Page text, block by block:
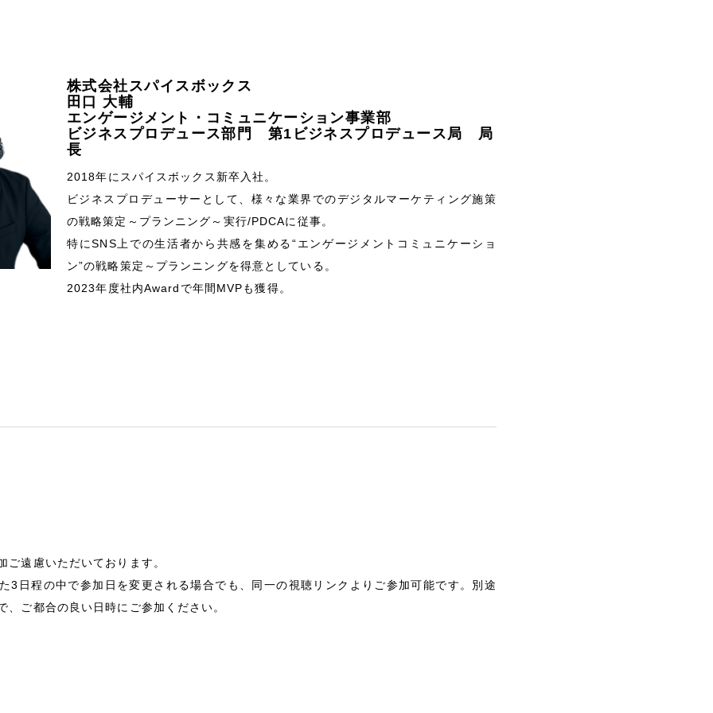
株式会社スパイスボックス
田口 大輔
エンゲージメント・コミュニケーション事業部
ビジネスプロデュース部門 第1ビジネスプロデュース局 局
長
2018年にスパイスボックス新卒入社。
ビジネスプロデューサーとして、様々な業界でのデジタルマーケティング施策
の戦略策定～プランニング～実行/PDCAに従事。
特にSNS上での生活者から共感を集める“エンゲージメントコミュニケーショ
ン”の戦略策定～プランニングを得意としている。
2023年度社内Awardで年間MVPも獲得。
遠慮いただいております。
3日程の中で参加日を変更される場合でも、同一の視聴リンクよりご参加可能です。別途
、ご都合の良い日時にご参加ください。